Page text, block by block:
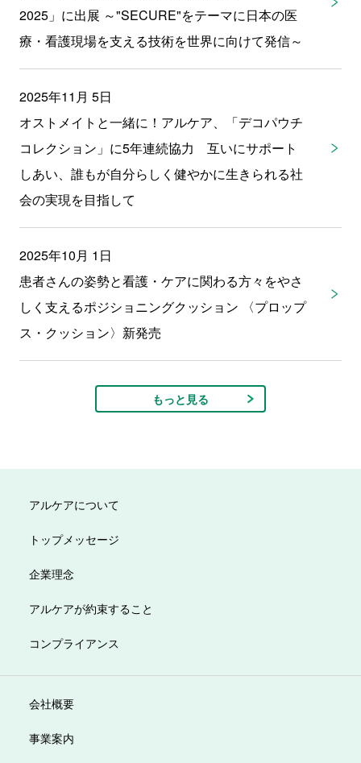
2025」に出展 ～"SECURE"をテーマに日本の医
療・看護現場を支える技術を世界に向けて発信～
2025年11月 5日
オストメイトと一緒に！アルケア、「デコパウチ
コレクション」に5年連続協力 互いにサポート
しあい、誰もが自分らしく健やかに生きられる社
会の実現を目指して
2025年10月 1日
患者さんの姿勢と看護・ケアに関わる方々をやさ
しく支えるポジショニングクッション 〈プロップ
ス・クッション〉新発売
もっと見る
アルケアについて
トップメッセージ
企業理念
アルケアが約束すること
コンプライアンス
会社概要
事業案内